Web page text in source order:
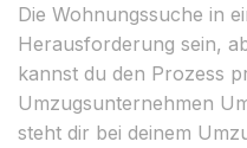
Die Wohnungssuche in
Herausforderung sein,
kannst du den Prozess
Umzugsunternehmen
steht dir bei deinem